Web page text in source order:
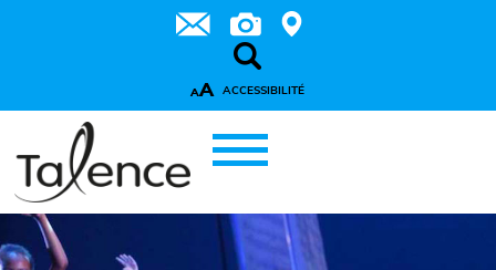
AA ACCESSIBILITÉ